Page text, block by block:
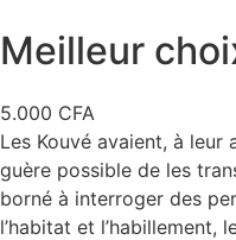
Meilleur
5.000 CFA
Les Kouvé avaient, à
guère possible de les
borné à interroger des
l’habitat et